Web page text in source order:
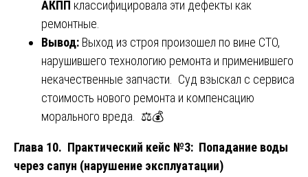
АКПП классифицировала эти дефекты как
ремонтные.
Вывод: Выход из строя произошел по вине СТО,
нарушившего технологию ремонта и применившего
некачественные запчасти. Суд взыскал с сервиса
стоимость нового ремонта и компенсацию
морального вреда. ⚖️💰
Глава 10. Практический кейс №3: Попадание воды
через сапун (нарушение эксплуатации)